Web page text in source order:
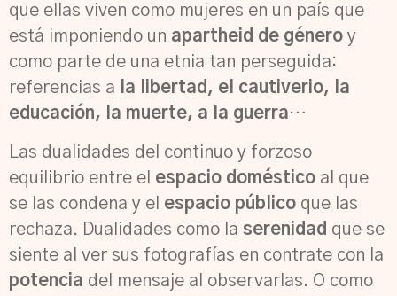
que ellas viven como mujeres en un país que
está imponiendo un apartheid de género y
como parte de una etnia tan perseguida:
referencias a
la libertad, el cautiverio, la
educación, la muerte, a la guerra…
Las dualidades del continuo y forzoso
equilibrio entre el espacio doméstico al que
se las condena y el espacio público que las
rechaza. Dualidades como la serenidad que se
siente al ver sus fotografías en contrate con la
potencia del mensaje al observarlas. O como